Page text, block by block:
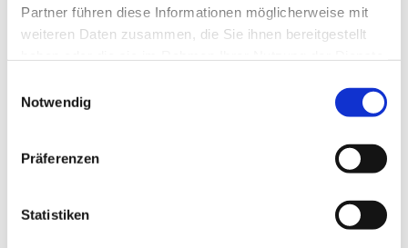
Partner führen diese Informationen möglicherweise mit
weiteren Daten zusammen, die Sie ihnen bereitgestellt
Notwendig
Präferenzen
Statistiken